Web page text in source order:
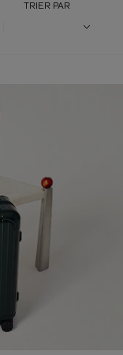
TRIER PAR